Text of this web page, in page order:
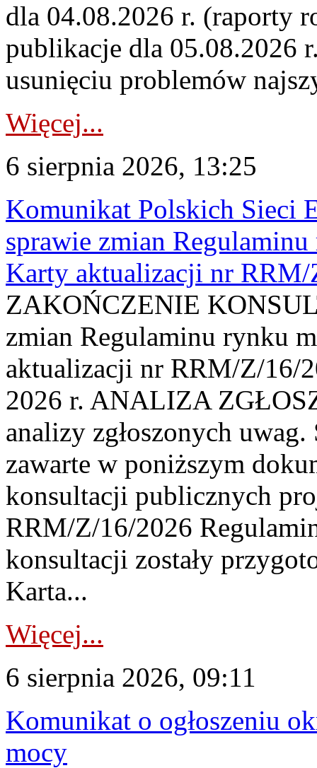
dla 04.08.2026 r. (raporty
publikacje dla 05.08.2026
usunięciu problemów
Więcej...
6 sierpnia 2026, 13:25
Komunikat Polskich Sieci
sprawie zmian
Karty aktualizacji nr
ZAKOŃCZENIE
zmian Regulaminu rynku
aktualizacji nr RRM/Z/16/
2026 r. ANALIZA
analizy zgłoszonych
zawarte w poniższym
konsultacji publicznych
RRM/Z/16/2026
konsultacji zostały
Karta...
Więcej...
6 sierpnia 2026, 09:11
Komunikat o ogłoszeniu
mocy